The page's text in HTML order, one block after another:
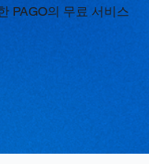
PAGO의 무료 서비스